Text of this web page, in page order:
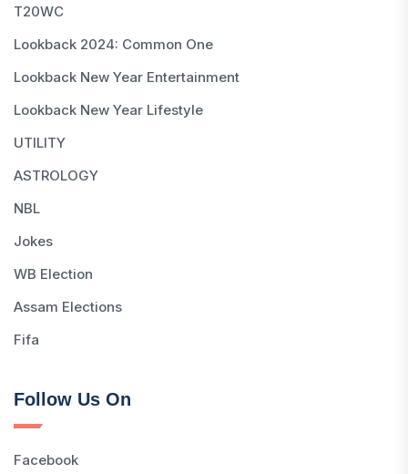
T20WC
Lookback 2024: Common One
Lookback New Year Entertainment
Lookback New Year Lifestyle
UTILITY
ASTROLOGY
NBL
Jokes
WB Election
Assam Elections
Fifa
Follow Us On
Facebook